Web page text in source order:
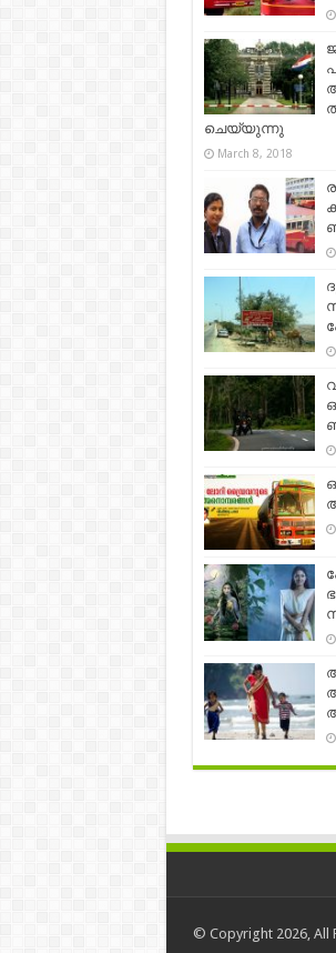
ചെയ്യുന്നു
March 8, 2018
© Copyright 2026, All